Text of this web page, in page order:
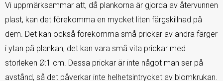
Vi uppmärksammar att, då plankorna är gjorda av återvunnen
plast, kan det förekomma en mycket liten färgskillnad på
dem. Det kan också förekomma små prickar av andra färger
i ytan på plankan, det kan vara små vita prickar med
storleken Ø:1 cm. Dessa prickar är inte något man ser på
avstånd, så det påverkar inte helhetsintrycket av blomkrukan.